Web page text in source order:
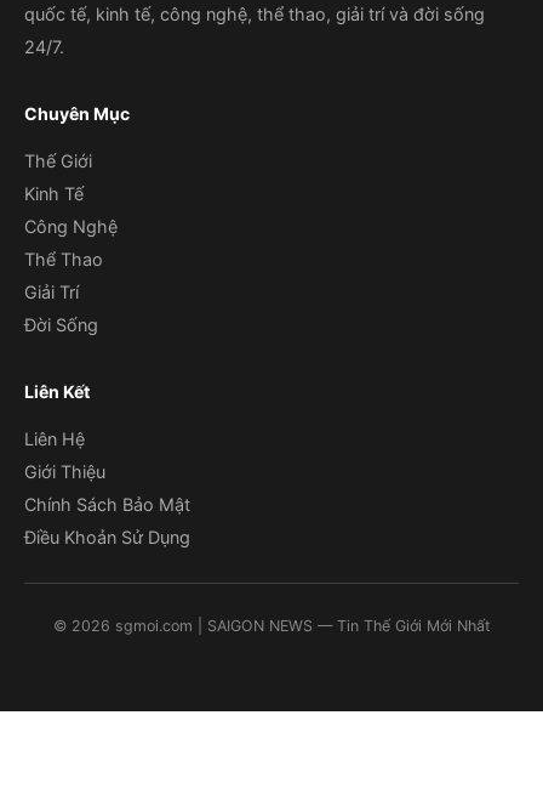
quốc tế, kinh tế, công nghệ, thể thao, giải trí và đời sống
24/7.
Chuyên Mục
Thế Giới
Kinh Tế
Công Nghệ
Thể Thao
Giải Trí
Đời Sống
Liên Kết
Liên Hệ
Giới Thiệu
Chính Sách Bảo Mật
Điều Khoản Sử Dụng
© 2026 sgmoi.com | SAIGON NEWS — Tin Thế Giới Mới Nhất